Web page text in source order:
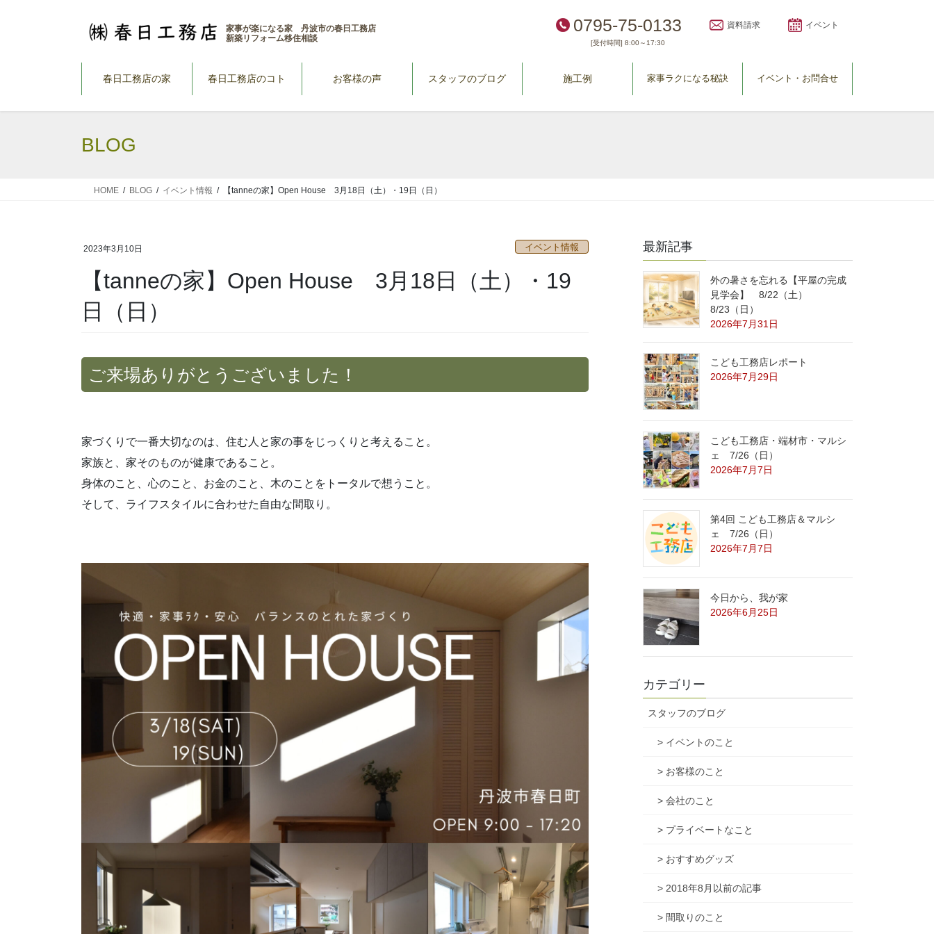
家事が楽になる家 丹波市の春日工務店
新築リフォーム移住相談
0795-75-0133
[受付時間] 8:00～17:30
資料請求 イベント
春日工務店の家 春日工務店のコト お客様の声 スタッフのブログ 施工例 家事ラクになる秘訣 イベント・お問合せ
BLOG
HOME BLOG イベント情報 【tanneの家】Open House 3月18日（土）・19日（日）
2023年3月10日 イベント情報
【tanneの家】Open House 3月18日（土）・19
日（日）
ご来場ありがとうございました！
家づくりで一番大切なのは、住む人と家の事をじっくりと考えること。
家族と、家そのものが健康であること。
身体のこと、心のこと、お金のこと、木のことをトータルで想うこと。
そして、ライフスタイルに合わせた自由な間取り。
最新記事
外の暑さを忘れる【平屋の完成
見学会】 8/22（土）
8/23（日）
2026年7月31日
こども工務店レポート
2026年7月29日
こども工務店・端材市・マルシ
ェ 7/26（日）
2026年7月7日
第4回 こども工務店＆マルシ
ェ 7/26（日）
2026年7月7日
今日から、我が家
2026年6月25日
カテゴリー
スタッフのブログ
> イベントのこと
> お客様のこと
> 会社のこと
> プライベートなこと
> おすすめグッズ
> 2018年8月以前の記事
> 間取りのこと